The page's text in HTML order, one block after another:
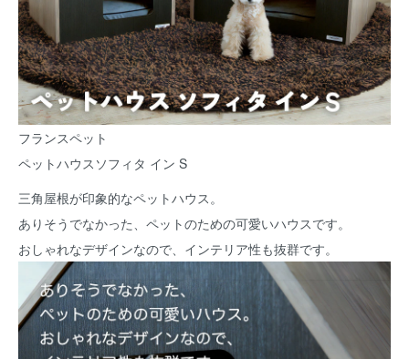
フランスペット
ペットハウスソフィタ イン S
三角屋根が印象的なペットハウス。
ありそうでなかった、ペットのための可愛いハウスです。
おしゃれなデザインなので、インテリア性も抜群です。